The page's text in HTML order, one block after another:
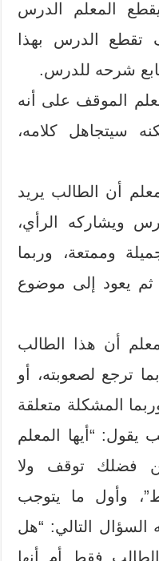
المعلم الدرس
تقطع الدرس بهذا
شرحه للدرس.
الموقف على أنه
سيتجاهل كلامه،
أن الطالب يريد
ويشاركه الرأي،
وممتعة، وربما
يعود إلى موضوع
أن هذا الطالب
ترجع لصعوبته، أو
المشكلة متعلقة
يقول: “أيها المعلم
فضلك توقف ولا
وأول ما يتوجب
التالي: “هل
فقط أم أنها